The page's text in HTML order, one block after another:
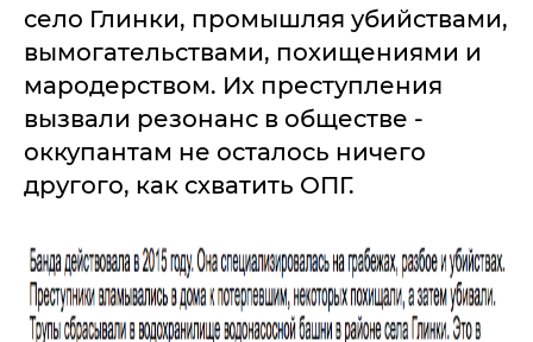
село Глинки, промышляя убийствами,
вымогательствами, похищениями и
мародерством. Их преступления
вызвали резонанс в обществе -
оккупантам не осталось ничего
другого, как схватить ОПГ.